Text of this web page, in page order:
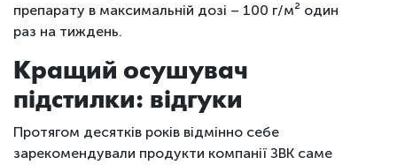
препарату в максимальній дозі – 100 г/м² один
раз на тиждень.
Кращий осушувач
підстилки: відгуки
Протягом десятків років відмінно себе
зарекомендували продукти компанії ЗВК саме